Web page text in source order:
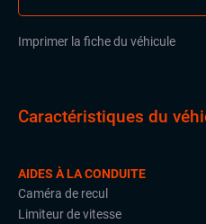
Imprimer la fiche du véhicule
Caractéristiques du
AIDES À LA CONDUITE
Caméra de recul
Limiteur de vitesse